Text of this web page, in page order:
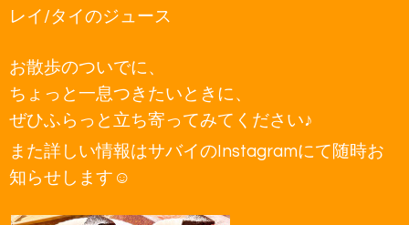
レイ/タイのジュース
お散歩のついでに、
ちょっと一息つきたいときに、
ぜひふらっと立ち寄ってみてください♪
また詳しい情報はサバイのInstagramにて随時お
知らせします☺